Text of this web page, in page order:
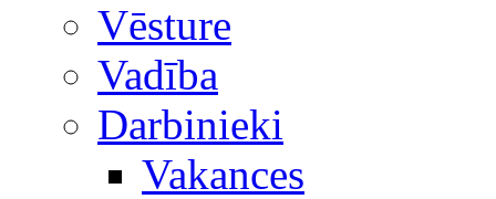
Vēsture
Vadība
Darbinieki
Vakances